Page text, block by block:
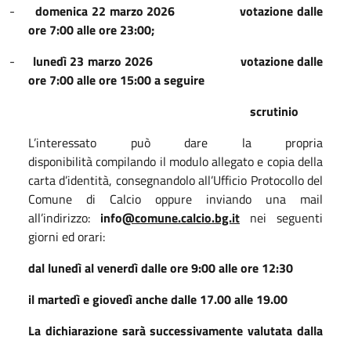
-
domenica 22 marzo 2026
votazione dalle
ore 7:00 alle ore 23:00;
-
lunedì 23 marzo 2026
votazione dalle
ore 7:00 alle ore 15:00 a seguire
scrutinio
L’interessato può dare la propria
disponibilità compilando il modulo allegato e copia della
carta d’identità, consegnandolo all’Ufficio Protocollo del
Comune di Calcio oppure inviando una mail
all’indirizzo: info@comune.calcio.bg.it nei seguenti
giorni ed orari:
dal lunedì al venerdì dalle ore 9:00 alle ore 12:30
il martedì e giovedì anche dalle 17.00 alle 19.00
La dichiarazione sarà successivamente valutata dalla